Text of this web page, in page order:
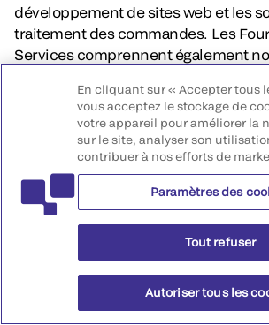
développement de sites web et les
traitement des commandes. Les
Services comprennent également
développons et/ou
avec d’autres entreprises.
Certains Fournisseurs de Services
des données personnelles pour le
QuidelOrtho. Ces tiers peuvent avoir
données personnelles nécessaires
leurs fonctions. QuidelOrtho a pour
de ses fournisseurs de services
confidentialité de vos informations
qu’ils ne les utilisent que pour
En cliquant sur « Accepter tous
vous acceptez le stockage de
votre appareil pour améliorer la
sur le site, analyser son
contribuer à nos efforts de
Paramètres des
Tout refuser
Autoriser tous les